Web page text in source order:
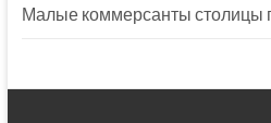
Малые коммерсанты столицы